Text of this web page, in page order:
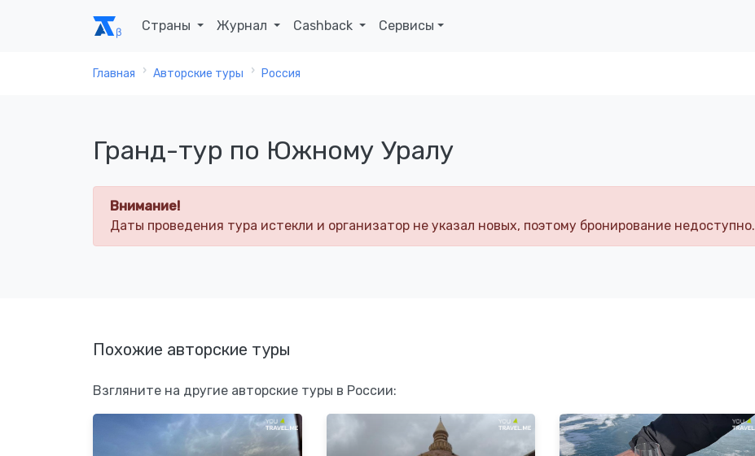
Страны Журнал Cashback Сервисы
Главная Авторские туры Россия
Гранд-тур по Южному Уралу
Внимание!
Даты проведения тура истекли и организатор не указал новых, поэтому бронирование недоступно.
Похожие авторские туры
Взгляните на другие авторские туры в России: